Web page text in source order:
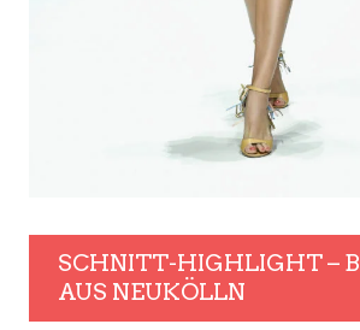
SCHNITT-HIGHLIGHT –
AUS NEUKÖLLN